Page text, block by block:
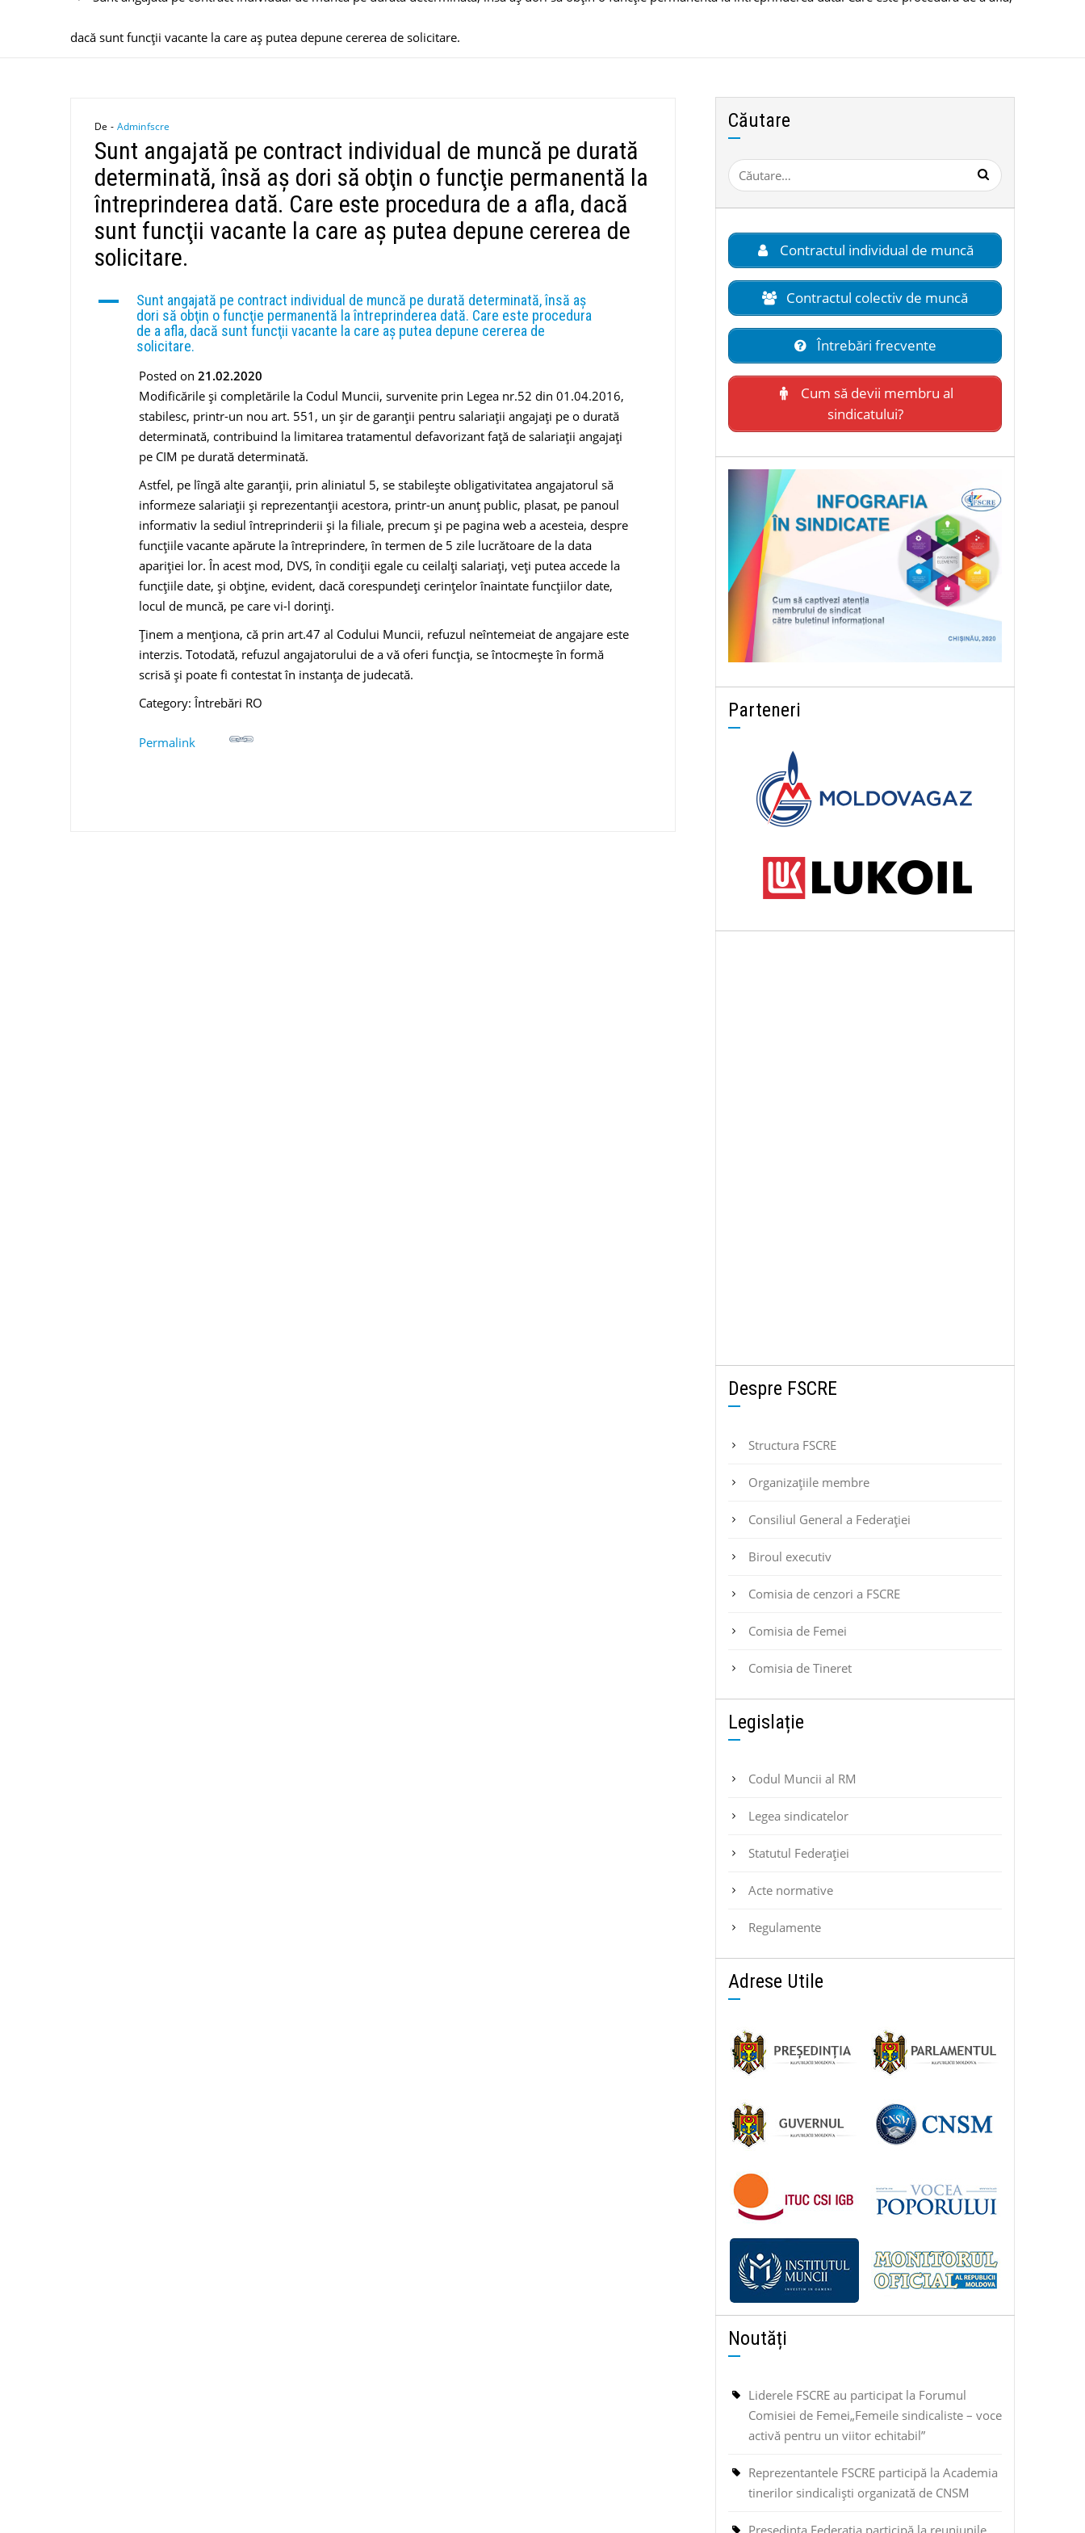
dacă sunt funcţii vacante la care aş putea depune cererea de solicitare.
De - Adminfscre
Sunt angajată pe contract individual de muncă pe durată
determinată, însă aş dori să obţin o funcţie permanentă la
întreprinderea dată. Care este procedura de a afla, dacă
sunt funcţii vacante la care aş putea depune cererea de
solicitare.
A
Sunt angajată pe contract individual de muncă pe durată determinată, însă aş
dori să obţin o funcţie permanentă la întreprinderea dată. Care este procedura
de a afla, dacă sunt funcţii vacante la care aş putea depune cererea de
solicitare.
Posted on 21.02.2020
Modificările şi completările la Codul Muncii, survenite prin Legea nr.52 din 01.04.2016,
stabilesc, printr-un nou art. 551, un şir de garanţii pentru salariaţii angajaţi pe o durată
determinată, contribuind la limitarea tratamentul defavorizant faţă de salariaţii angajaţi
pe CIM pe durată determinată.
Astfel, pe lîngă alte garanţii, prin aliniatul 5, se stabileşte obligativitatea angajatorul să
informeze salariaţii şi reprezentanţii acestora, printr-un anunţ public, plasat, pe panoul
informativ la sediul întreprinderii şi la filiale, precum şi pe pagina web a acesteia, despre
funcţiile vacante apărute la întreprindere, în termen de 5 zile lucrătoare de la data
apariţiei lor. În acest mod, DVS, în condiţii egale cu ceilalţi salariaţi, veţi putea accede la
funcţiile date, şi obţine, evident, dacă corespundeţi cerinţelor înaintate funcţiilor date,
locul de muncă, pe care vi-l dorinţi.
Ţinem a menţiona, că prin art.47 al Codului Muncii, refuzul neîntemeiat de angajare este
interzis. Totodată, refuzul angajatorului de a vă oferi funcţia, se întocmeşte în formă
scrisă şi poate fi contestat în instanţa de judecată.
Category: Întrebări RO
Permalink
Căutare
Caută
după:
Contractul individual de muncă
Contractul colectiv de muncă
Întrebări frecvente
Cum să devii membru al
sindicatului?
Parteneri
Despre FSCRE
Structura FSCRE
Organizațiile membre
Consiliul General a Federației
Biroul executiv
Comisia de cenzori a FSCRE
Comisia de Femei
Comisia de Tineret
Legislație
Codul Muncii al RM
Legea sindicatelor
Statutul Federaţiei
Acte normative
Regulamente
Adrese Utile
Noutăți
Liderele FSCRE au participat la Forumul
Comisiei de Femei„Femeile sindicaliste – voce
activă pentru un viitor echitabil”
Reprezentantele FSCRE participă la Academia
tinerilor sindicaliști organizată de CNSM
Președinta Federația participă la reuniunile